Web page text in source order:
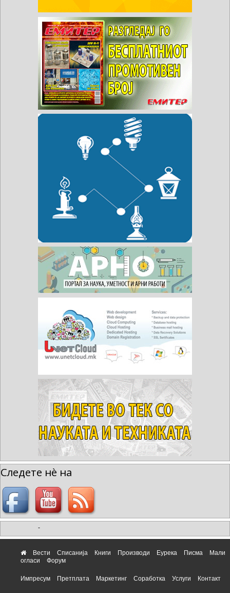
Следете нè на
-
Вести Списанија Книги Производи Еурека Писма
Мали
огласи
Форум
Импресум Претплата Маркетинг Соработка Услуги Контакт